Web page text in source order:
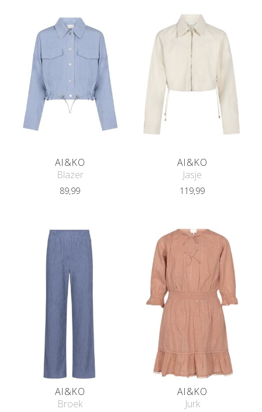
AI&KO
Blazer
89,99
AI&KO
Jasje
119,99
AI&KO
Broek
AI&KO
Jurk